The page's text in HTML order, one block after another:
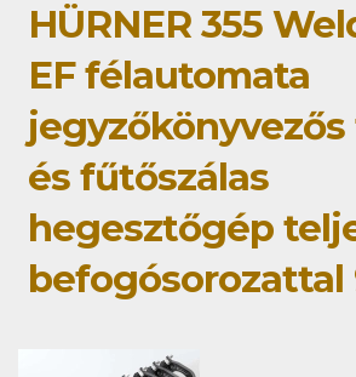
HÜRNER 355
EF félautomata
és fűtőszálas
hegesztőgép
befogósorozattal